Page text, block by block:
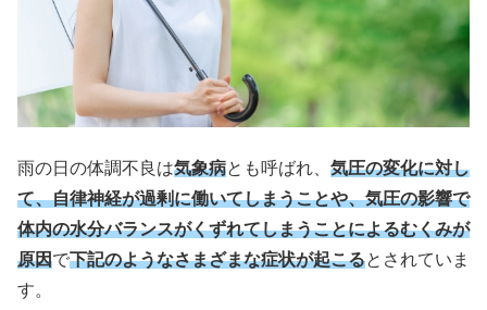
雨の日の体調不良は気象病とも呼ばれ、 気圧の変化に対し
て、自律神経が過剰に働いてしまうことや、気圧の影響で
体内の水分バランスがくずれてしまうことによるむくみが
原因で下記のようなさまざまな症状が起こるとされていま
す。